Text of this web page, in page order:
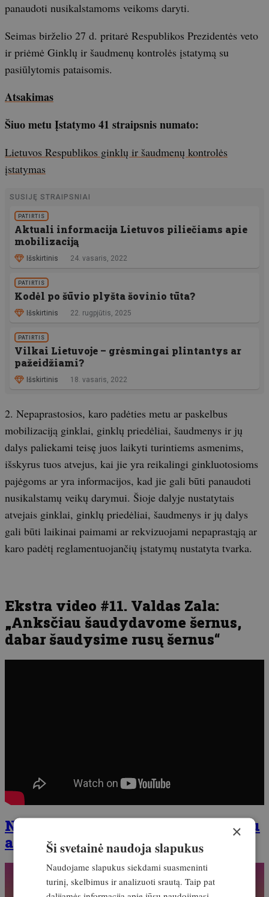
panaudoti nusikalstamoms veikoms daryti.
Seimas birželio 27 d. pritarė Respublikos Prezidentės veto
ir priėmė Ginklų ir šaudmenų kontrolės įstatymą su
pasiūlytomis pataisomis.
Atsakimas
Šiuo metu Įstatymo 41 straipsnis numato:
Lietuvos Respublikos ginklų ir šaudmenų kontrolės
įstatymas
SUSIJĘ STRAIPSNIAI
PATIRTIS
Aktuali informacija Lietuvos piliečiams apie
mobilizaciją
Išskirtinis 24. vasaris, 2022
PATIRTIS
Kodėl po šūvio plyšta šovinio tūta?
Išskirtinis 22. rugpjūtis, 2025
PATIRTIS
Vilkai Lietuvoje – grėsmingai plintantys ar
pažeidžiami?
Išskirtinis 18. vasaris, 2022
2. Nepaprastosios, karo padėties metu ar paskelbus
mobilizaciją ginklai, ginklų priedėliai, šaudmenys ir jų
dalys paliekami teisę juos laikyti turintiems asmenims,
išskyrus tuos atvejus, kai jie yra reikalingi ginkluotosioms
pajėgoms ar yra informacijos, kad jie gali būti panaudoti
nusikalstamų veikų darymui. Šioje dalyje nustatytais
atvejais ginklai, ginklų priedėliai, šaudmenys ir jų dalys
gali būti laikinai paimami ar rekvizuojami nepaprastąją ar
karo padėtį reglamentuojančių įstatymų nustatyta tvarka.
Ekstra video #11. Valdas Zala:
„Anksčiau šaudydavome šernus,
dabar šaudysime rusų šernus“
Norite nusipirkti žurnalą internetu
arba jį užsiprenumeruoti?
×
Ši svetainė naudoja slapukus
Naudojame slapukus siekdami suasmeninti
turinį, skelbimus ir analizuoti srautą. Taip pat